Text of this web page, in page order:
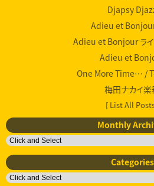
Djapsy
Adieu et
Adieu et Bonjour ライ
Adieu et
One More Time… /
梅田ナカイ楽
[ List All
Monthly
Categories